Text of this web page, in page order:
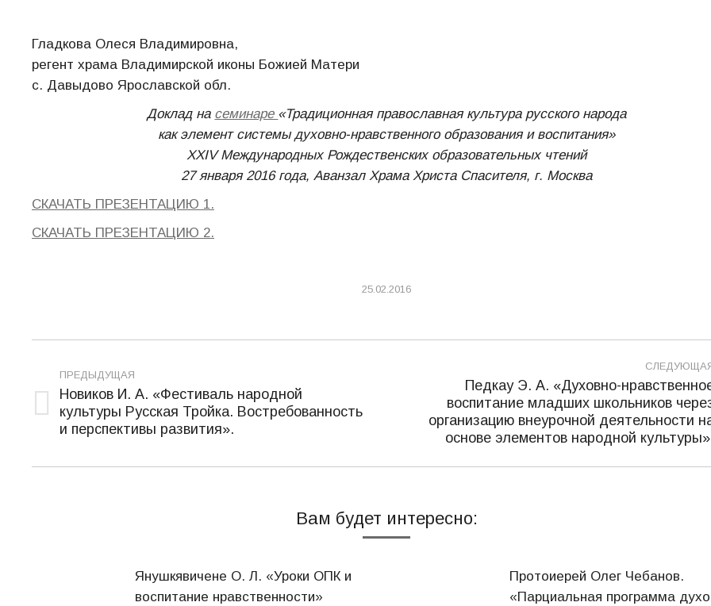
Гладкова Олеся Владимировна,
регент храма Владимирской иконы Божией Матери
с. Давыдово Ярославской обл.
Доклад на семинаре «Традиционная православная культура русского народа
как элемент системы духовно-нравственного образования и воспитания»
XXIV Международных Рождественских образовательных чтений
27 января 2016 года, Аванзал Храма Христа Спасителя, г. Москва
СКАЧАТЬ ПРЕЗЕНТАЦИЮ 1.
СКАЧАТЬ ПРЕЗЕНТАЦИЮ 2.
25.02.2016
по
записям
ПРЕДЫДУЩАЯ
Предыдущая
запись:
Новиков И. А. «Фестиваль народной
культуры Русская Тройка. Востребованность
и перспективы развития».
запись:
Педкау Э. А. «Духовно-
воспитание младших школьников
организацию внеурочной деятельности
основе элементов народной
Вам будет интересно:
Янушкявичене О. Л. «Уроки ОПК и
воспитание нравственности»
Протоиерей Олег Чебанов.
«Парциальная программа